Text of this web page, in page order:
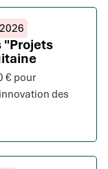
"Projets
€ pour
des